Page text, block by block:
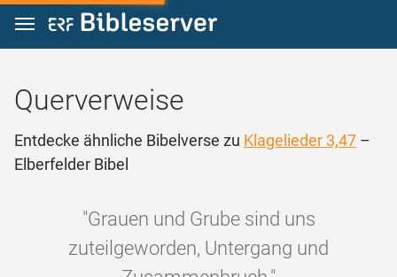
Zum Inhalt springen
Querverweise
Entdecke ähnliche Bibelverse zu Klagelieder 3,47 –
Elberfelder Bibel
"Grauen und Grube sind uns
zuteilgeworden, Untergang und